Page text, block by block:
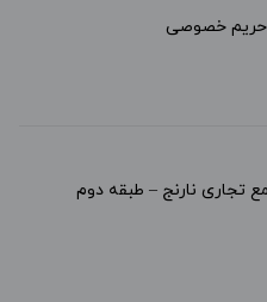
حریم خصوصی
تجاری نارنج – طبقه دوم